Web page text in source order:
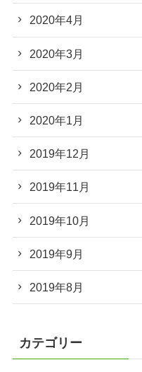
2020年4月
2020年3月
2020年2月
2020年1月
2019年12月
2019年11月
2019年10月
2019年9月
2019年8月
カテゴリー